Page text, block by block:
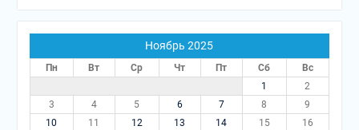
Ноябрь 2025
Пн Вт Ср Чт Пт Сб
Вс
1
2
3
4 5 6 7 8
9
10
11 12 13 14 15
16